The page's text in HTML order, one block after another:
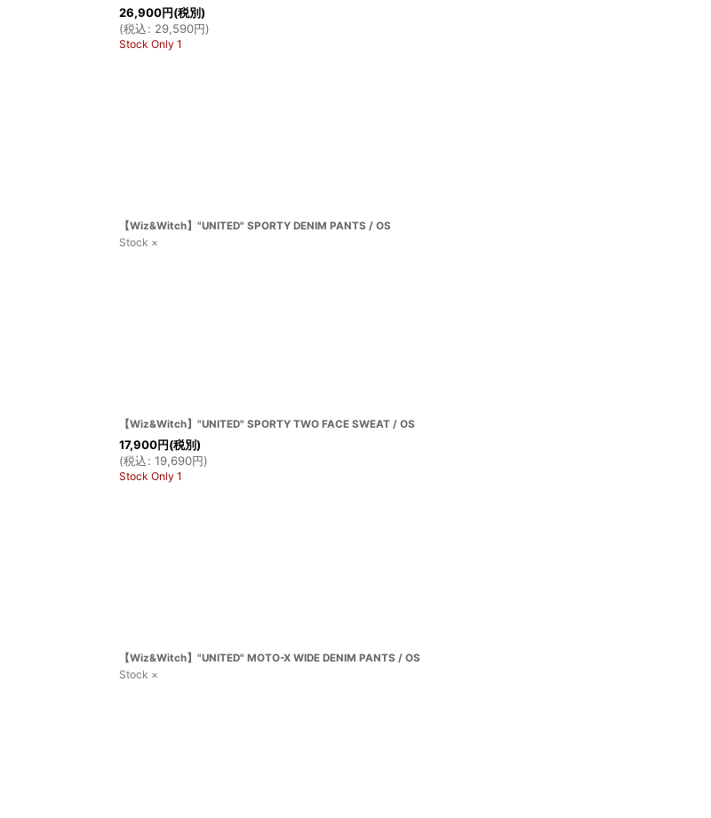
26,900円(税別)
(税込: 29,590円)
Stock Only 1
【Wiz&Witch】"UNITED" SPORTY DENIM PANTS / OS
Stock ×
【Wiz&Witch】"UNITED" SPORTY TWO FACE SWEAT / OS
17,900円(税別)
(税込: 19,690円)
Stock Only 1
【Wiz&Witch】"UNITED" MOTO-X WIDE DENIM PANTS / OS
Stock ×